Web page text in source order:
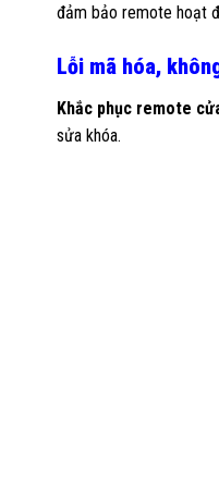
đảm bảo remote hoạt
Lỗi mã hóa,
Khắc phục remote
sửa khóa.